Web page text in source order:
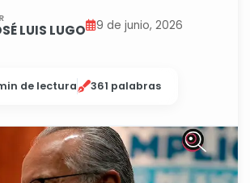
LUIS LUGO 9 de junio, 2026
de lectura 361 palabras